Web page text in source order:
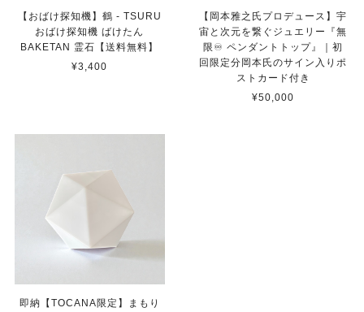
【おばけ探知機】鶴 - TSURU
おばけ探知機 ばけたん
BAKETAN 霊石【送料無料】
¥3,400
【岡本雅之氏プロデュース】宇
宙と次元を繋ぐジュエリー『無
限♾️ ペンダントトップ』｜初
回限定分岡本氏のサイン入りポ
ストカード付き
¥50,000
即納【TOCANA限定】まもり